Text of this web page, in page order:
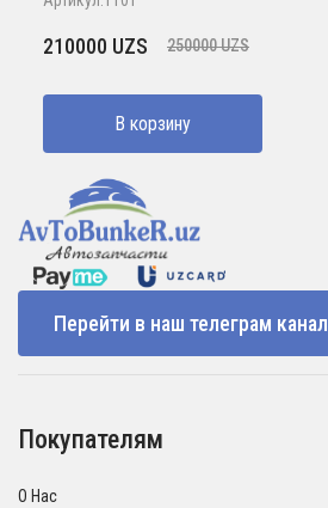
250000UZS
Первоначальная
составляла
250000 UZS.
210000 UZS
Текущая
210000 UZS.
В корзину
Перейти в наш телеграм канал
Покупателям
О Нас